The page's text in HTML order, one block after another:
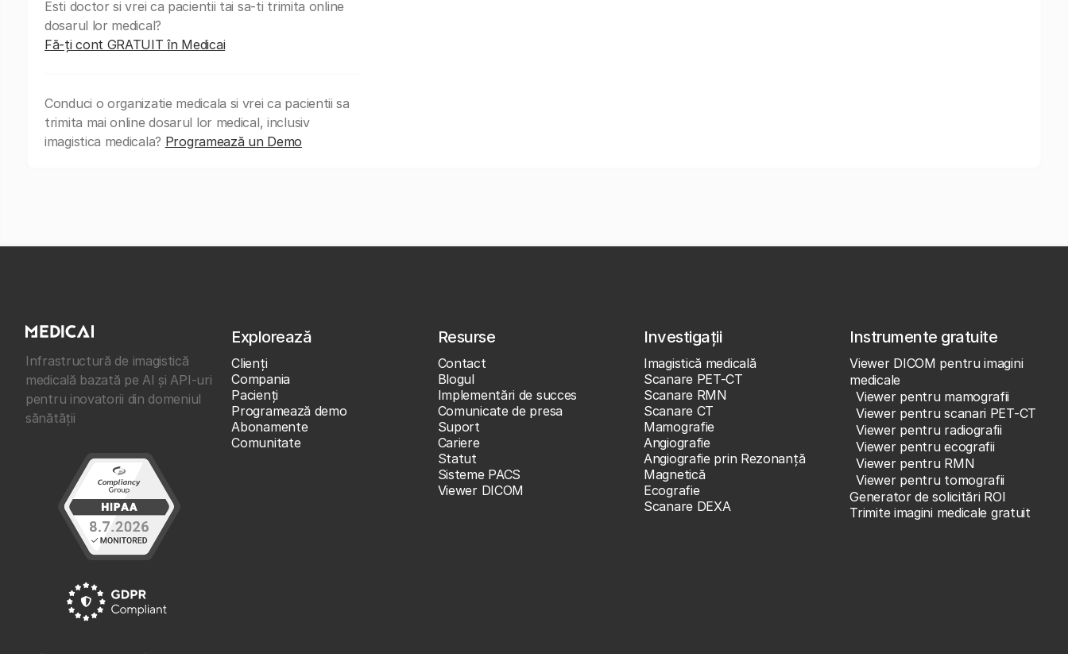
Esti doctor si vrei ca pacientii tai sa-ti trimita online
dosarul lor medical?
Fă-ți cont GRATUIT în Medicai
Conduci o organizatie medicala si vrei ca pacientii sa
trimita mai online dosarul lor medical, inclusiv
imagistica medicala? Programează un Demo
Infrastructură de imagistică
medicală bazată pe AI și API-uri
pentru inovatorii din domeniul
sănătății
Explorează
Clienţi
Compania
Pacienți
Programează demo
Abonamente
Comunitate
Resurse
Contact
Blogul
Implementări de succes
Comunicate de presa
Suport
Cariere
Statut
Sisteme PACS
Viewer DICOM
Investigații
Imagistică medicală
Scanare PET-CT
Scanare RMN
Scanare CT
Mamografie
Angiografie
Angiografie prin Rezonanță
Magnetică
Ecografie
Scanare DEXA
Instrumente gratuite
Viewer DICOM pentru imagini
medicale
Viewer pentru mamografii
Viewer pentru scanari PET-CT
Viewer pentru radiografii
Viewer pentru ecografii
Viewer pentru RMN
Viewer pentru tomografii
Generator de solicitări ROI
Trimite imagini medicale gratuit